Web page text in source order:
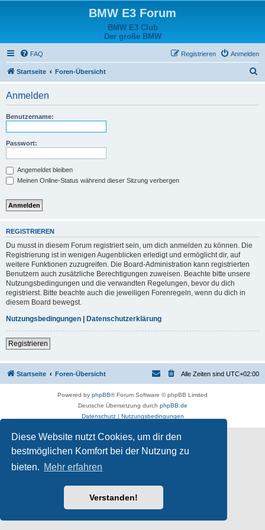
Diese Website nutzt Cookies, um dir den
bestmöglichen Komfort bei der Nutzung zu
bieten. Mehr erfahren
Verstanden!
BMW E3 Forum
BMW E3 Club
Der große BMW
FAQ Anmelden
Registrieren
Startseite Foren-Übersicht
Anmelden
Benutzername:
Passwort:
Angemeldet bleiben
Meinen Online-Status während dieser Sitzung verbergen
REGISTRIEREN
Du musst in diesem Forum registriert sein, um dich anmelden zu können. Die
Registrierung ist in wenigen Augenblicken erledigt und ermöglicht dir, auf
weitere Funktionen zuzugreifen. Die Board-Administration kann registrierten
Benutzern auch zusätzliche Berechtigungen zuweisen. Beachte bitte unsere
Nutzungsbedingungen und die verwandten Regelungen, bevor du dich
registrierst. Bitte beachte auch die jeweiligen Forenregeln, wenn du dich in
diesem Board bewegst.
Nutzungsbedingungen | Datenschutzerklärung
Registrieren
Startseite Foren-Übersicht Alle Zeiten sind UTC+02:00
Powered by phpBB® Forum Software © phpBB Limited
Deutsche Übersetzung durch phpBB.de
Datenschutz| Nutzungsbedingungen